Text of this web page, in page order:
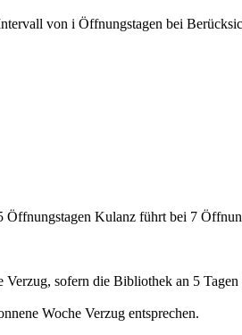
von i Öffnungstagen bei
Kulanz führt bei 7
sofern die Bibliothek an 5
Woche Verzug entsprechen.